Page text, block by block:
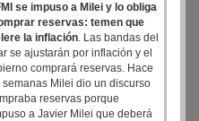
se impuso a Milei y lo obliga
reservas: temen que
la inflación. Las bandas del
se ajustarán por inflación y el
comprará reservas. Hace
semanas Milei dio un discurso
reservas porque
a Javier Milei que deberá